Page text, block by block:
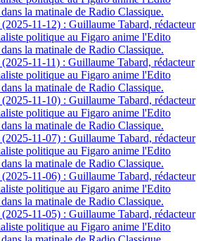
la matinale de Radio Classique.
11-12) : Guillaume Tabard, rédacteur
politique au Figaro anime l'Edito
la matinale de Radio Classique.
11-11) : Guillaume Tabard, rédacteur
politique au Figaro anime l'Edito
la matinale de Radio Classique.
11-10) : Guillaume Tabard, rédacteur
politique au Figaro anime l'Edito
la matinale de Radio Classique.
11-07) : Guillaume Tabard, rédacteur
politique au Figaro anime l'Edito
la matinale de Radio Classique.
11-06) : Guillaume Tabard, rédacteur
politique au Figaro anime l'Edito
la matinale de Radio Classique.
11-05) : Guillaume Tabard, rédacteur
politique au Figaro anime l'Edito